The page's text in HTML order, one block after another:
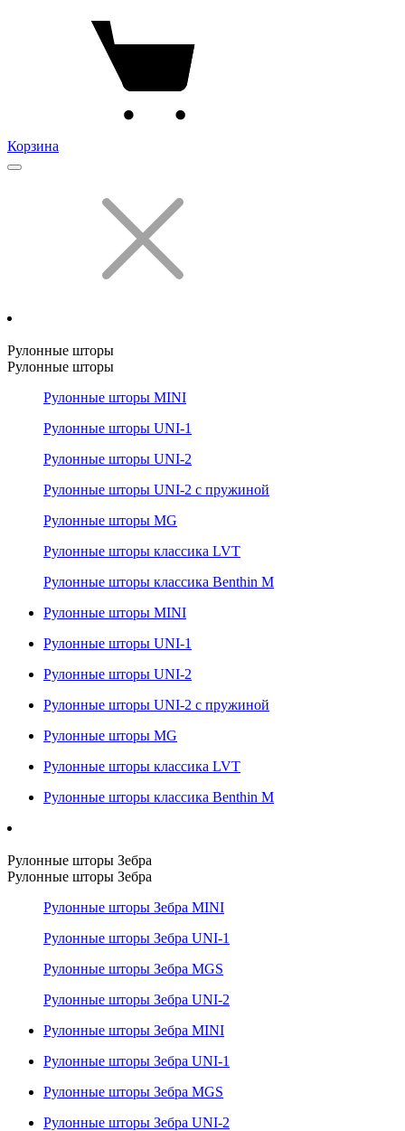
Корзина
Рулонные шторы
Рулонные шторы
Рулонные шторы MINI
Рулонные шторы UNI-1
Рулонные шторы UNI-2
Рулонные шторы UNI-2 с пружиной
Рулонные шторы MG
Рулонные шторы классика LVT
Рулонные шторы классика Benthin M
Рулонные шторы MINI
Рулонные шторы UNI-1
Рулонные шторы UNI-2
Рулонные шторы UNI-2 с пружиной
Рулонные шторы MG
Рулонные шторы классика LVT
Рулонные шторы классика Benthin M
Рулонные шторы Зебра
Рулонные шторы Зебра
Рулонные шторы Зебра MINI
Рулонные шторы Зебра UNI-1
Рулонные шторы Зебра MGS
Рулонные шторы Зебра UNI-2
Рулонные шторы Зебра MINI
Рулонные шторы Зебра UNI-1
Рулонные шторы Зебра MGS
Рулонные шторы Зебра UNI-2